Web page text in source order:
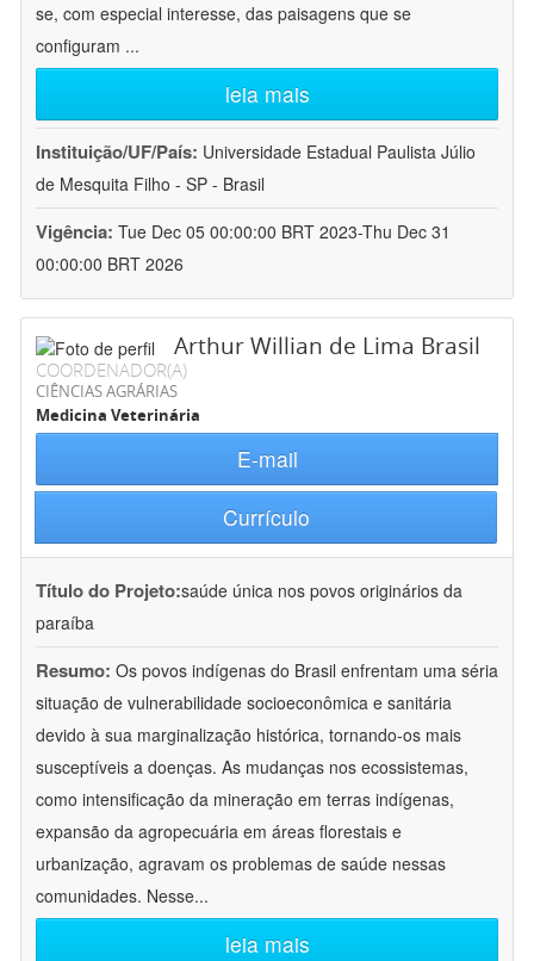
se, com especial interesse, das paisagens que se
configuram ...
leia mais
Instituição/UF/País: Universidade Estadual Paulista Júlio
de Mesquita Filho - SP - Brasil
Vigência: Tue Dec 05 00:00:00 BRT 2023-Thu Dec 31
00:00:00 BRT 2026
Arthur Willian de Lima Brasil
COORDENADOR(A)
CIÊNCIAS AGRÁRIAS
Medicina Veterinária
E-mail
Currículo
Título do Projeto:saúde única nos povos originários da
paraíba
Resumo: Os povos indígenas do Brasil enfrentam uma séria
situação de vulnerabilidade socioeconômica e sanitária
devido à sua marginalização histórica, tornando-os mais
susceptíveis a doenças. As mudanças nos ecossistemas,
como intensificação da mineração em terras indígenas,
expansão da agropecuária em áreas florestais e
urbanização, agravam os problemas de saúde nessas
comunidades. Nesse...
leia mais